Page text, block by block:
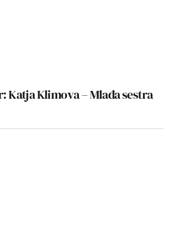
Katja Klimova – Mlađa sestra